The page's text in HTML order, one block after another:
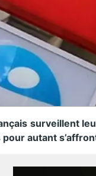
surveillent
autant